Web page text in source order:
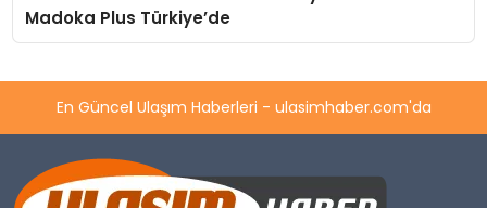
Madoka Plus Türkiye’de
En Güncel Ulaşım Haberleri - ulasimhaber.com'da